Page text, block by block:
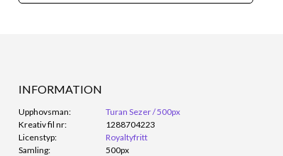
INFORMATION
Upphovsman:
Turan Sezer / 500px
Kreativ fil nr:
1288704223
Licenstyp:
Royaltyfritt
Samling:
500px